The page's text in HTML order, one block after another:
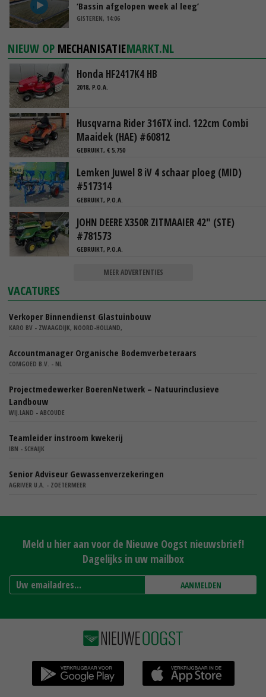
‘Bassin afgelopen week al leeg’
GISTEREN, 14:06
NIEUW OP MECHANISATIEMARKT.NL
Honda HF2417K4 HB
2018, P.O.A.
Husqvarna Rider 316TX incl. 122cm Combi
Maaidek (HAE) #60812
GEBRUIKT, € 5.750
Lemken Juwel 8 iV 4 schaar ploeg (MID)
#517314
GEBRUIKT, P.O.A.
JOHN DEERE X350R ZITMAAIER 42" (STE)
#781573
GEBRUIKT, P.O.A.
MEER ADVERTENTIES
VACATURES
Verkoper Binnendienst Glastuinbouw
KARO BV - ZWAAGDIJK, NOORD-HOLLAND,
Accountmanager Organische Bodemverbeteraars
COMGOED B.V. - NL
Projectmedewerker BoerenNetwerk – Natuurinclusieve
Landbouw
WIJ.LAND - ABCOUDE
Teamleider instroom kwekerij
IBN - SCHAIJK
Senior Adviseur Gewassenverzekeringen
AGRIVER U.A. - ZOETERMEER
Meld u hier aan voor de Nieuwe Oogst nieuwsbrief!
Dagelijks in uw mailbox
AANMELDEN